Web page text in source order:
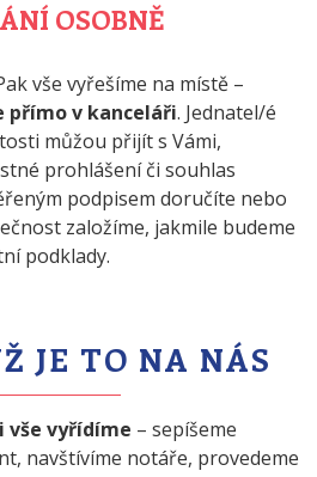
OSOBNĚ
vše vyřešíme na místě –
přímo v kanceláři. Jednatel/é
můžou přijít s Vámi,
prohlášení či souhlas
podpisem doručíte nebo
založíme, jakmile budeme
podklady.
JE TO NA NÁS
vše vyřídíme – sepíšeme
navštívíme notáře, provedeme